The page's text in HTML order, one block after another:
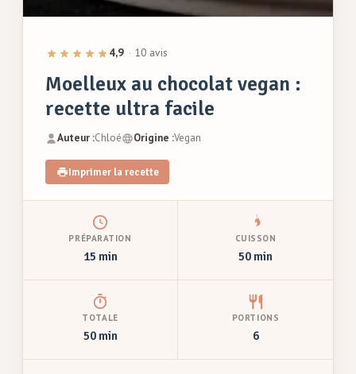
4,9 · 10 avis
Moelleux au chocolat vegan :
recette ultra facile
Auteur :Chloé Origine :Vegan
Imprimer la recette
PRÉPARATION
15 min
CUISSON
50 min
TOTALE
50 min
PORTIONS
6